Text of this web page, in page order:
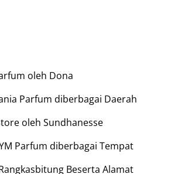
oleh Dona
Parfum diberbagai Daerah
oleh Sundhanesse
Parfum diberbagai Tempat
Beserta Alamat